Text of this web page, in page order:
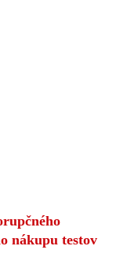
nákupu testov